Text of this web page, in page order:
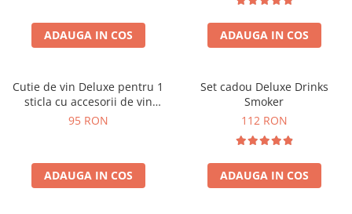
ADAUGA IN COS ADAUGA IN COS
Cutie de vin Deluxe pentru 1
sticla cu accesorii de vin
incluse interior oranj
95 RON
ADAUGA IN COS
Set cadou Deluxe Drinks
Smoker
112 RON
ADAUGA IN COS